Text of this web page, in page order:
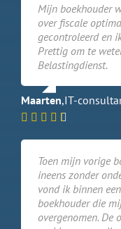
Mijn boekhouder
over fiscale
gecontroleerd en
Prettig om te
Belastingdienst.
Maarten,IT-
Toen mijn vorige
ineens zonder
vond ik binnen
boekhouder die
overgenomen. De